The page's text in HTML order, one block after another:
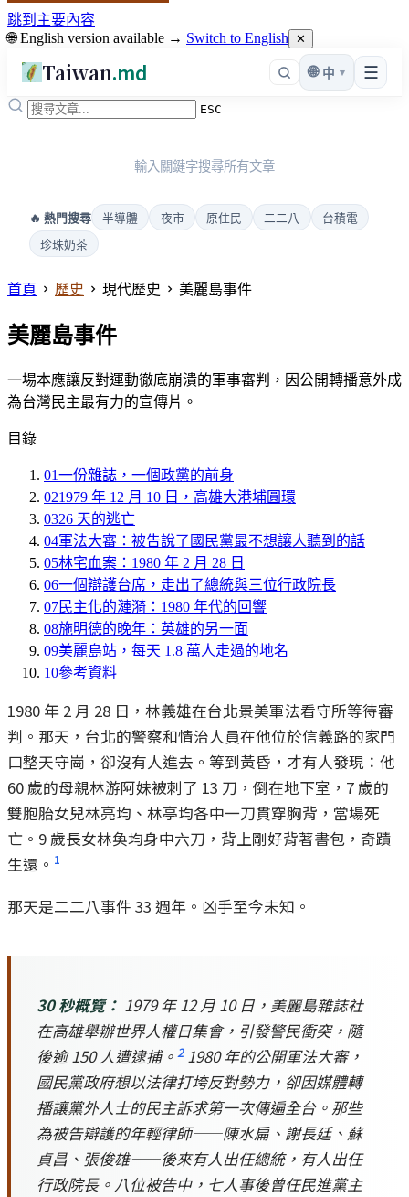
跳到主要內容
🌐 English version available → Switch to English ✕
Taiwan.md ☰
🌐 中 ▾
ESC
輸入關鍵字搜尋所有文章
🔥 熱門搜尋 半導體 夜市 原住民 二二八
台積電
珍珠奶茶
首頁 歷史 現代歷史 美麗島事件
美麗島事件
一場本應讓反對運動徹底崩潰的軍事審判，因公開轉播意外成
為台灣民主最有力的宣傳片。
目錄
01一份雜誌，一個政黨的前身
021979 年 12 月 10 日，高雄大港埔圓環
0326 天的逃亡
04軍法大審：被告說了國民黨最不想讓人聽到的話
05林宅血案：1980 年 2 月 28 日
06一個辯護台席，走出了總統與三位行政院長
07民主化的漣漪：1980 年代的回響
08施明德的晚年：英雄的另一面
09美麗島站，每天 1.8 萬人走過的地名
10參考資料
1980 年 2 月 28 日，林義雄在台北景美軍法看守所等待審
判。那天，台北的警察和情治人員在他位於信義路的家門
口整天守崗，卻沒有人進去。等到黃昏，才有人發現：他
60 歲的母親林游阿妹被刺了 13 刀，倒在地下室，7 歲的
雙胞胎女兒林亮均、林亭均各中一刀貫穿胸背，當場死
亡。9 歲長女林奐均身中六刀，背上剛好背著書包，奇蹟
生還。 1
那天是二二八事件 33 週年。凶手至今未知。
30 秒概覽： 1979 年 12 月 10 日，美麗島雜誌社
在高雄舉辦世界人權日集會，引發警民衝突，隨
後逾 150 人遭逮捕。 21980 年的公開軍法大審，
國民黨政府想以法律打垮反對勢力，卻因媒體轉
播讓黨外人士的民主訴求第一次傳遍全台。那些
為被告辯護的年輕律師——陳水扁、謝長廷、蘇
貞昌、張俊雄——後來有人出任總統，有人出任
行政院長。八位被告中，七人事後曾任民進黨主